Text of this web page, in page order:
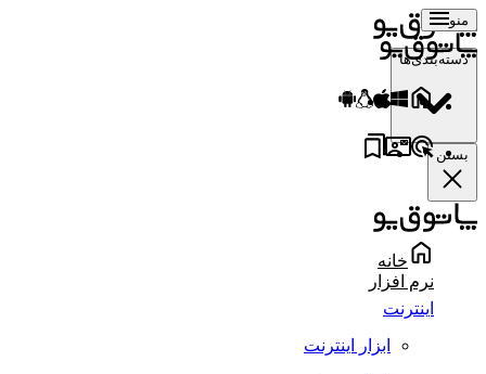
منو
دسته‌بندی‌ها
بستن
خانه
نرم افزار
اینترنت
ابزار اینترنت